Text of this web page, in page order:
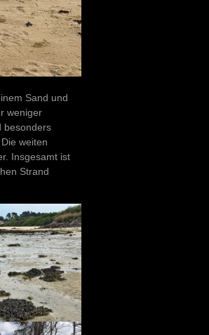
Sand und
weniger
besonders
weiten
Insgesamt ist
Strand